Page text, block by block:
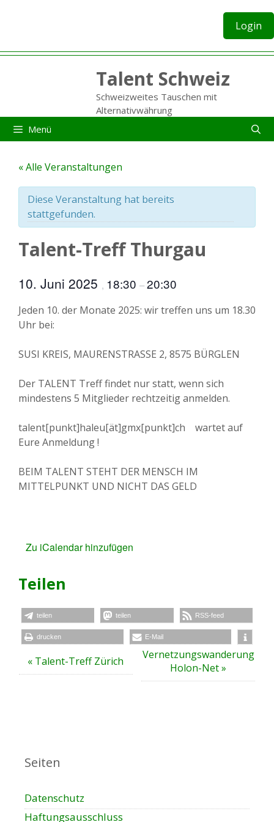
Login
Talent Schweiz
Schweizweites Tauschen mit
Alternativwährung
Menü
« Alle Veranstaltungen
Diese Veranstaltung hat bereits
stattgefunden.
Talent-Treff Thurgau
10. Juni 2025 , 18:30 –20:30
Jeden 10. der Monate 2025: wir treffen uns um 18.30
Uhr bei:
SUSI KREIS, MAURENSTRASSE 2, 8575 BÜRGLEN
Der TALENT Treff findet nur statt, wenn sich
mindestens 5 Mitglieder rechtzeitig anmelden.
talent[punkt]haleu[ät]gmx[punkt]ch wartet auf
Eure Anmeldung !
BEIM TALENT STEHT DER MENSCH IM
MITTELPUNKT UND NICHT DAS GELD
Zu iCalendar hinzufügen
Teilen
teilen teilen RSS-feed
drucken E-Mail
a
u
n
« Talent-Treff Zürich
Vernetzungswanderung
Holon-Net»
Seiten
Datenschutz
Haftungsausschluss